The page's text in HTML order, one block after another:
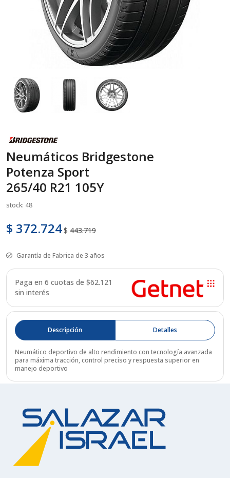
Neumáticos Bridgestone
Potenza Sport
265/40 R21 105Y
stock: 48
$ 372.724$ 443.719
Garantía de Fabrica de 3 años
Paga en 6 cuotas de $62.121
sin interés
Descripción Detalles
Neumático deportivo de alto rendimiento con tecnología avanzada
para máxima tracción, control preciso y respuesta superior en
manejo deportivo